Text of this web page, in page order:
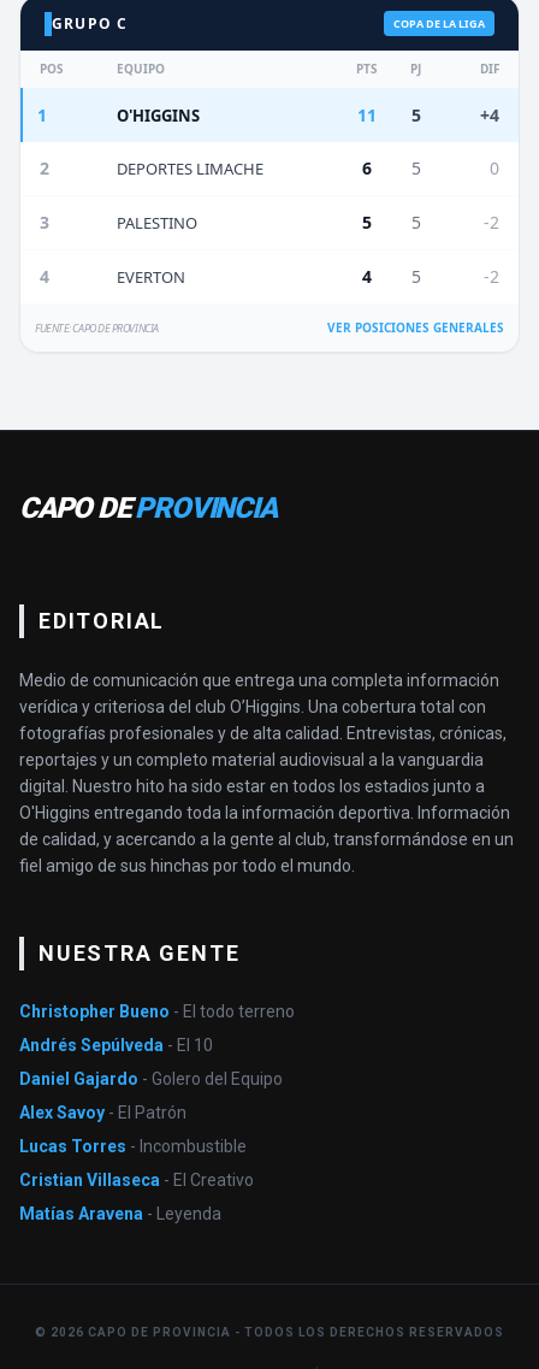
GRUPO C COPA DE LA LIGA
POS EQUIPO PTS PJ DIF
1 O'HIGGINS 11 5 +4
2 DEPORTES LIMACHE 6 5 0
3 PALESTINO 5 5 -2
4 EVERTON 4 5 -2
FUENTE: CAPO DE PROVINCIA VER POSICIONES GENERALES
CAPO DEPROVINCIA
EDITORIAL
Medio de comunicación que entrega una completa información
verídica y criteriosa del club O’Higgins. Una cobertura total con
fotografías profesionales y de alta calidad. Entrevistas, crónicas,
reportajes y un completo material audiovisual a la vanguardia
digital. Nuestro hito ha sido estar en todos los estadios junto a
O'Higgins entregando toda la información deportiva. Información
de calidad, y acercando a la gente al club, transformándose en un
fiel amigo de sus hinchas por todo el mundo.
NUESTRA GENTE
Christopher Bueno - El todo terreno
Andrés Sepúlveda - El 10
Daniel Gajardo - Golero del Equipo
Alex Savoy - El Patrón
Lucas Torres - Incombustible
Cristian Villaseca - El Creativo
Matías Aravena - Leyenda
© 2026 CAPO DE PROVINCIA - TODOS LOS DERECHOS RESERVADOS